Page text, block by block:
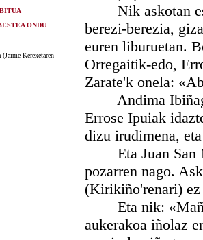
ONDU
Kerexetaren
Nik askotan
berezi-berezia,
euren liburuetan.
Orregaitik-edo,
Zarate'k onela:
Andima
Errose Ipuiak
dizu irudimena,
Eta Juan San
pozarren nago.
(Kirikiño'renari)
Eta nik:
aukerakoa iñolaz